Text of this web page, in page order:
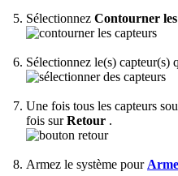
Sélectionnez Contourner
Sélectionnez le(s) capteur(s)
Une fois tous les capteurs
fois surRetour .
Armez le système pour